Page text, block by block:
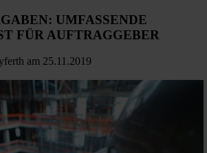
UMFASSENDE
FÜR AUFTRAGGEBER
am 25.11.2019